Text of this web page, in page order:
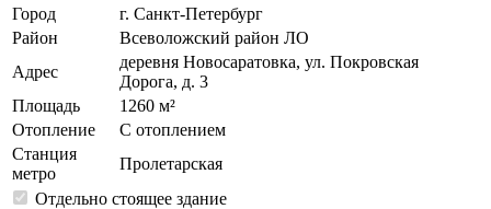
Город
г. Санкт-Петербург
Район
Всеволожский район ЛО
Адрес
деревня Новосаратовка, ул. Покровская
Дорога, д. 3
Площадь
1260 м²
Отопление
С отоплением
Станция
метро
Пролетарская
Отдельно стоящее здание